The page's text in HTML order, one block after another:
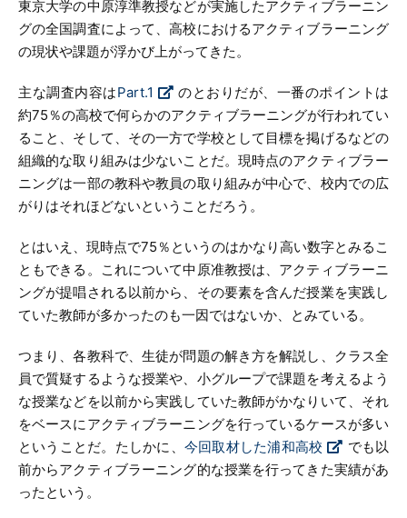
東京大学の中原淳準教授などが実施したアクティブラーニン
グの全国調査によって、高校におけるアクティブラーニング
の現状や課題が浮かび上がってきた。
主な調査内容はPart.1
のとおりだが、一番のポイントは
約75％の高校で何らかのアクティブラーニングが行われてい
ること、そして、その一方で学校として目標を掲げるなどの
組織的な取り組みは少ないことだ。現時点のアクティブラー
ニングは一部の教科や教員の取り組みが中心で、校内での広
がりはそれほどないということだろう。
とはいえ、現時点で75％というのはかなり高い数字とみるこ
ともできる。これについて中原准教授は、アクティブラーニ
ングが提唱される以前から、その要素を含んだ授業を実践し
ていた教師が多かったのも一因ではないか、とみている。
つまり、各教科で、生徒が問題の解き方を解説し、クラス全
員で質疑するような授業や、小グループで課題を考えるよう
な授業などを以前から実践していた教師がかなりいて、それ
をベースにアクティブラーニングを行っているケースが多い
ということだ。たしかに、 今回取材した浦和高校
でも以
前からアクティブラーニング的な授業を行ってきた実績があ
ったという。